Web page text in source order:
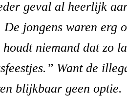
geval al heerlijk
De jongens waren erg
niemand dat zo
Want de
blijkbaar geen optie.